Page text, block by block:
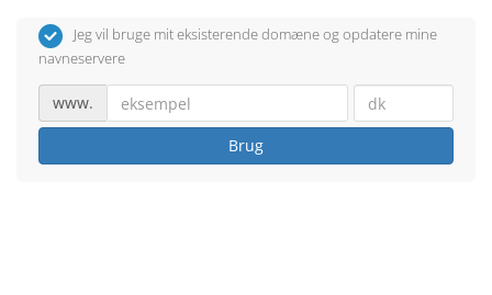
Jeg vil bruge mit eksisterende domæne og opdatere mine
navneservere
www.
Brug